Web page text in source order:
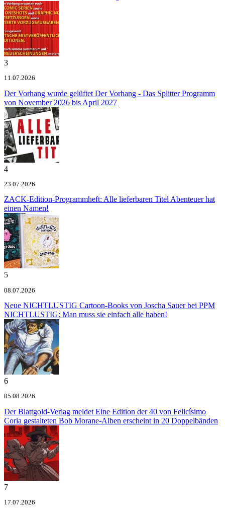
3
11.07.2026
Der Vorhang wurde gelüftet Der Vorhang - Das Splitter Programm
von November 2026 bis April 2027
4
23.07.2026
ZACK-Edition-Programmheft: Alle lieferbaren Titel Abenteuer hat
einen Namen!
5
08.07.2026
Neue NICHTLUSTIG Cartoon-Books von Joscha Sauer bei PPM
NICHTLUSTIG: Man muss sie einfach alle haben!
6
05.08.2026
Der Blattgold-Verlag meldet Eine Edition der 40 von Felicísimo
Coria gestalteten Bob Morane-Alben erscheint in 20 Doppelbänden
7
17.07.2026